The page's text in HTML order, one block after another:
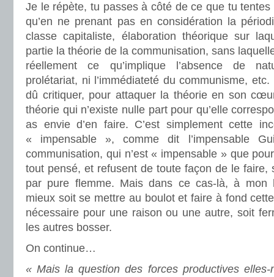
Je le répète, tu passes à côté de ce que tu
qu’en ne prenant pas en considération la
classe capitaliste, élaboration théorique sur
partie la théorie de la communisation, sans
réellement ce qu’implique l’absence de
prolétariat, ni l’immédiateté du communisme,
dû critiquer, pour attaquer la théorie en son
théorie qui n’existe nulle part pour qu’elle
as envie d’en faire. C’est simplement cette
« impensable », comme dit l’impensable
communisation, qui n’est « impensable » que
tout pensé, et refusent de toute façon de le faire,
par pure flemme. Mais dans ce cas-là, à mon
mieux soit se mettre au boulot et faire à fond
nécessaire pour une raison ou une autre, soit
les autres bosser.
On continue…
« Mais la question des forces productives elles-